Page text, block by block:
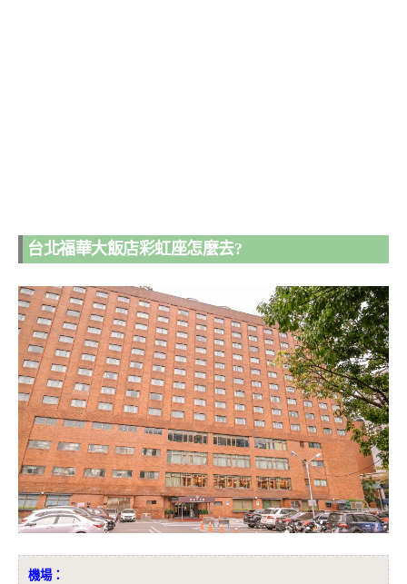
台北福華大飯店彩虹座怎麼去?
機場：